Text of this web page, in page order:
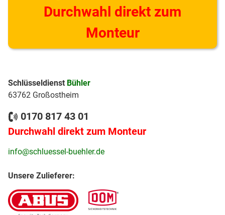
Durchwahl direkt zum
Monteur
Schlüsseldienst Bühler
63762 Großostheim
0170 817 43 01
Durchwahl direkt zum Monteur
info@schluessel-buehler.de
Unsere Zulieferer: